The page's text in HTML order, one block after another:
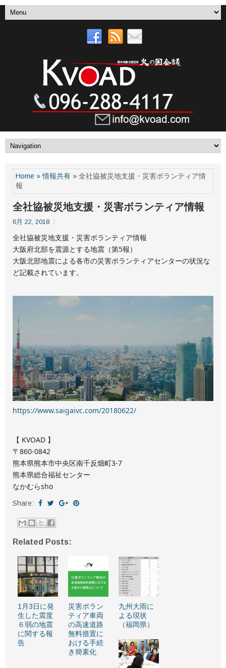
Home »情報共有 » 全社協被災地支援・災害ボランティア情
報
全社協被災地支援・災害ボランティア情報
6月 22, 2018
全社協被災地支援・災害ボランティア情報
大阪府北部を震源とする地震（第5報）
大阪北部地震による各市の災害ボランティアセンターの状況な
ど記載されています。
https://www.saigaivc.com/20180622/
【 KVOAD 】
〒860-0842
熊本県熊本市中央区南千反畑町3-7
熊本県総合福祉センター
なかむらsho
Share:
Related Posts:
1月3日に発
生した震度
６弱の地震
に関する報
告
災害ボラン
ティア車両
の高速道路
無料措置に
おける手続
き簡素化
九州大雨に
よる現状
（福岡県）